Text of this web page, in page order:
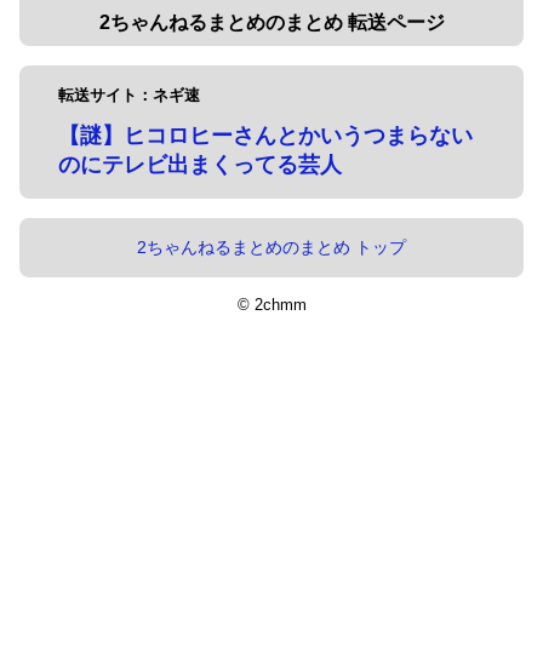
2ちゃんねるまとめのまとめ 転送ページ
転送サイト：ネギ速
【謎】ヒコロヒーさんとかいうつまらない
のにテレビ出まくってる芸人
2ちゃんねるまとめのまとめ トップ
© 2chmm